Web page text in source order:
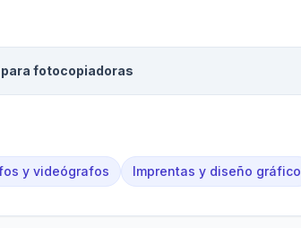
fotocopiadoras
y videógrafos Imprentas y diseño gráfico